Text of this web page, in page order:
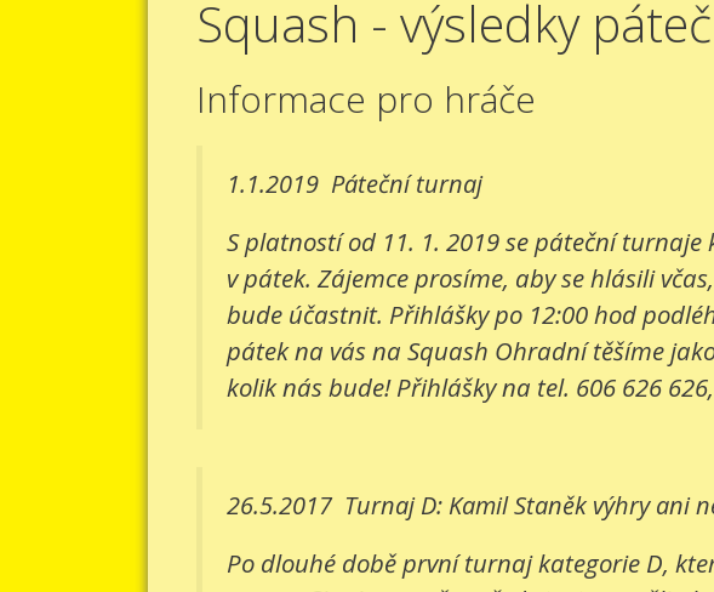
Squash - výsledky
Informace pro hráče
1.1.2019 Páteční turnaj
S platností od 11. 1. 2019 se páteční
v pátek. Zájemce prosíme, aby se hlásili
bude účastnit. Přihlášky po 12:00 hod
pátek na vás na Squash Ohradní těšíme
kolik nás bude! Přihlášky na tel. 606 626
26.5.2017 Turnaj D: Kamil Staněk výhry ani
Po dlouhé době první turnaj kategorie D,